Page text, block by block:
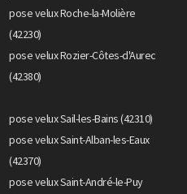
pose velux Roche-la-Molière
(42230)
pose velux Rozier-Côtes-d'Aurec
(42380)
pose velux Sail-les-Bains (42310)
pose velux Saint-Alban-les-Eaux
(42370)
pose velux Saint-André-le-Puy